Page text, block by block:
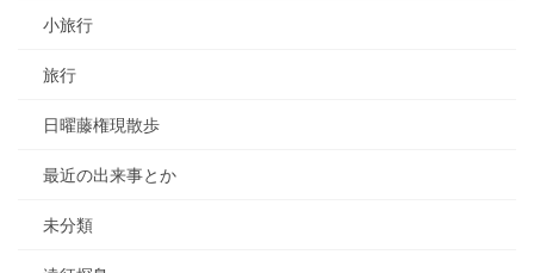
小旅行
旅行
日曜藤権現散歩
最近の出来事とか
未分類